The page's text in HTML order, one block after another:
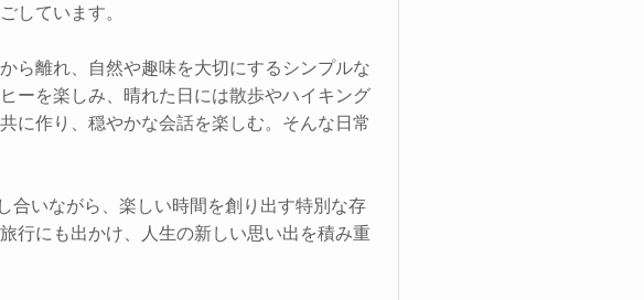
しています。
ら離れ、自然や趣味を大切にするシンプルな
ーを楽しみ、晴れた日には散歩やハイキング
に作り、穏やかな会話を楽しむ。そんな日常
合いながら、楽しい時間を創り出す特別な存
行にも出かけ、人生の新しい思い出を積み重